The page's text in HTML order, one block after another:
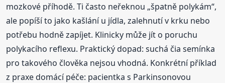
mozkové příhodě. Ti často neřeknou „špatně polykám“,
ale popíší to jako kašlání u jídla, zalehnutí v krku nebo
potřebu hodně zapíjet. Klinicky může jít o poruchu
polykacího reflexu. Praktický dopad: suchá čia semínka
pro takového člověka nejsou vhodná. Konkrétní příklad
z praxe domácí péče: pacientka s Parkinsonovou